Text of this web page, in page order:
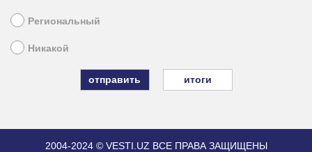
Региональный
Никакой
итоги
2004-2024 © VESTI.UZ ВСЕ ПРАВА ЗАЩИЩЕНЫ